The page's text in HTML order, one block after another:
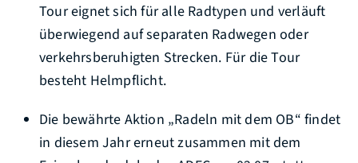
Tour eignet sich für alle Radtypen und verläuft
überwiegend auf separaten Radwegen oder
verkehrsberuhigten Strecken. Für die Tour
besteht Helmpflicht.
Die bewährte Aktion „Radeln mit dem OB“ findet
in diesem Jahr erneut zusammen mit dem